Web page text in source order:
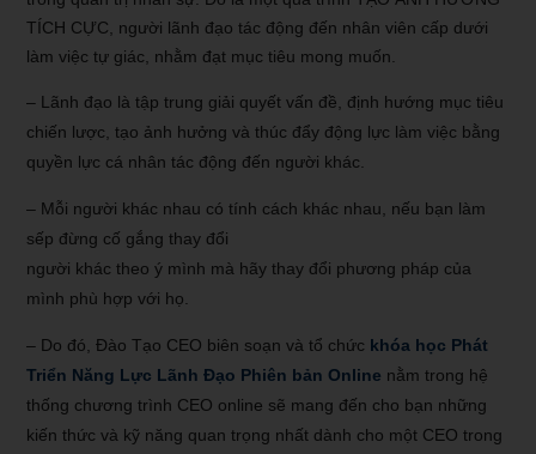
TÍCH CỰC, người lãnh đạo tác động đến nhân viên cấp dưới
làm việc tự giác, nhằm đạt mục tiêu mong muốn.
– Lãnh đạo là tập trung giải quyết vấn đề, định hướng mục tiêu
chiến lược, tạo ảnh hưởng và thúc đẩy động lực làm việc bằng
quyền lực cá nhân tác động đến người khác.
– Mỗi người khác nhau có tính cách khác nhau, nếu bạn làm
sếp đừng cố gắng thay đổi
người khác theo ý mình mà hãy thay đổi phương pháp của
mình phù hợp với họ.
– Do đó, Đào Tạo CEO biên soạn và tổ chức khóa học Phát
Triển Năng Lực Lãnh Đạo Phiên bản Online nằm trong hệ
thống chương trình CEO online sẽ mang đến cho bạn những
kiến thức và kỹ năng quan trọng nhất dành cho một CEO trong